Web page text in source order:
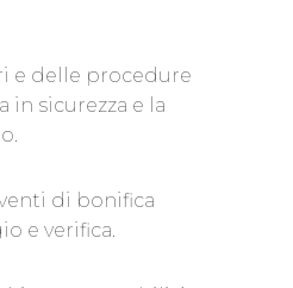
e delle procedure
in sicurezza e la
di bonifica
e verifica.